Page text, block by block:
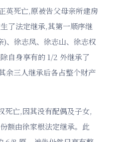
英死亡,原被告父母亲所建房
了法定继承,其第一顺序继
)、徐志凤、徐志山、徐志权
自身享有的 1/2 外继承了
余三人继承后各占整个财产
死亡,因其没有配偶及子女,
额由徐家根法定继承。此